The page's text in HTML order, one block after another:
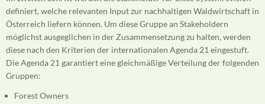
definiert, welche relevanten Input zur nachhaltigen Waldwirtschaft in
Österreich liefern können. Um diese Gruppe an Stakeholdern
möglichst ausgeglichen in der Zusammensetzung zu halten, werden
diese nach den Kriterien der internationalen Agenda 21 eingestuft.
Die Agenda 21 garantiert eine gleichmäßige Verteilung der folgenden
Gruppen:
Forest Owners